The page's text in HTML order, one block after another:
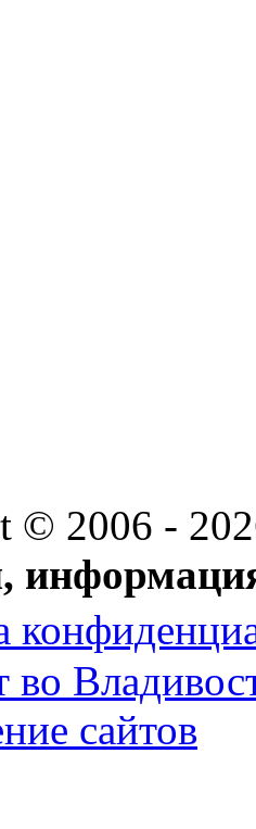
© 2006 -
во
сайтов